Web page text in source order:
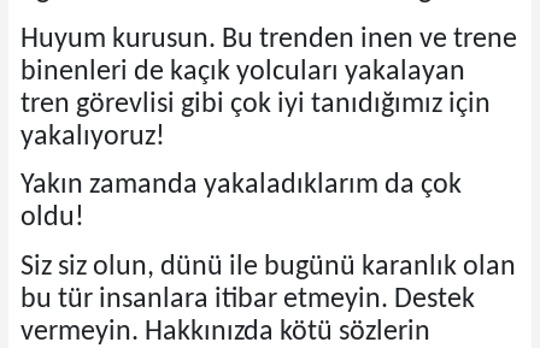
Huyum kurusun. Bu trenden inen ve trene
binenleri de kaçık yolcuları yakalayan
tren görevlisi gibi çok iyi tanıdığımız için
yakalıyoruz!
Yakın zamanda yakaladıklarım da çok
oldu!
Siz siz olun, dünü ile bugünü karanlık olan
bu tür insanlara itibar etmeyin. Destek
vermeyin. Hakkınızda kötü sözlerin